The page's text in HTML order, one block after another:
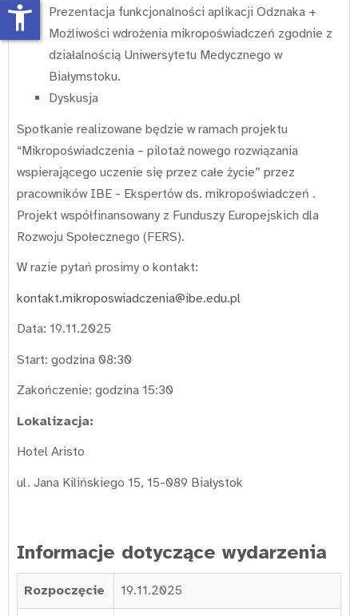
Prezentacja funkcjonalności aplikacji Odznaka +
Możliwości wdrożenia mikropoświadczeń zgodnie z
działalnością Uniwersytetu Medycznego w
Białymstoku.
Dyskusja
Spotkanie realizowane będzie w ramach projektu
“Mikropoświadczenia – pilotaż nowego rozwiązania
wspierającego uczenie się przez całe życie” przez
pracowników IBE - Ekspertów ds. mikropoświadczeń .
Projekt współfinansowany z Funduszy Europejskich dla
Rozwoju Społecznego (FERS).
W razie pytań prosimy o kontakt:
kontakt.mikroposwiadczenia@ibe.edu.pl
Data: 19.11.2025
Start: godzina 08:30
Zakończenie: godzina 15:30
Lokalizacja:
Hotel Aristo
ul. Jana Kilińskiego 15, 15-089 Białystok
Informacje dotyczące wydarzenia
Rozpoczęcie 19.11.2025
accessibility_new